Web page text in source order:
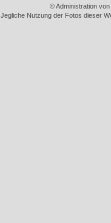
© Administration
Jegliche Nutzung der Fotos dieser